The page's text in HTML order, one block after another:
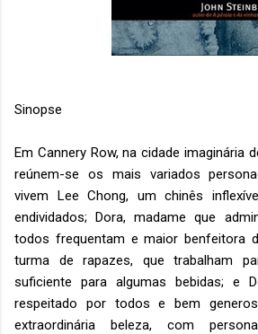
Sinopse
Em Cannery Row, na cidade imaginária
reúnem-se os mais variados
vivem Lee Chong, um chinês
endividados; Dora, madame que
todos frequentam e maior benfeitora
turma de rapazes, que trabalham
suficiente para algumas bebidas; e
respeitado por todos e bem
extraordinária beleza, com